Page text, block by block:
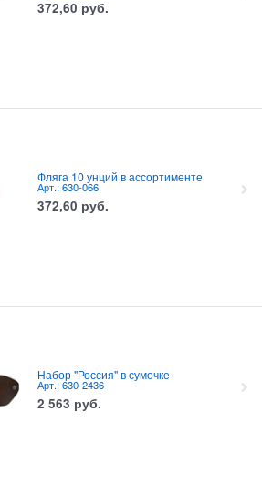
372,60 руб.
Фляга 10 унций в ассортименте
Арт.: 630-066
372,60 руб.
Набор "Россия" в сумочке
Арт.: 630-2436
2 563 руб.